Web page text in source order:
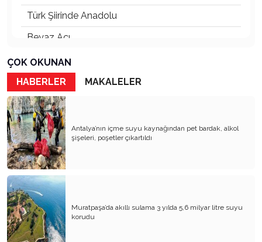
Türk Şiirinde Anadolu
Beyaz Acı
Rhodıapolıs:Kumluca Ovasına Bakan Kayıp Şehir
Atsız’ı Bahane Ederek Atatürk’e ve Cumhuriyet’e
Saldırmak
3 Mayıs 1944’ten Bugüne Türkçülük:
Cumhuriyet’in Kurucu Fikrinden Bir Diriliş
Hafızasına
Devletin Laik Kimliğinden Ödün – Mevlid’den
Menzil’e, Ayrılıkçılıktan Umut Hakkına
Toplumcu Gerçekçi Edebiyat Dünyada Niçin
Tıkandı?
Oktay Sinanoğlu’nun Dil ve Tarih
Hegemonyasına Eleştirel Bir Bakış
ÇOK OKUNAN
HABERLER
MAKALELER
Antalya’nın içme suyu kaynağından pet bardak, alkol
şişeleri, poşetler çıkartıldı
Muratpaşa’da akıllı sulama 3 yılda 5,6 milyar litre suyu
korudu